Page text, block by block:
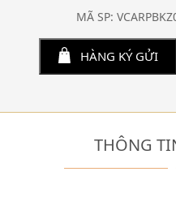
MÃ SP:
HÀNG KÝ GỬI
THÔNG